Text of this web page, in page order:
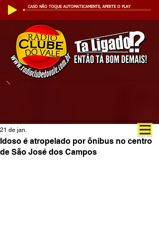
CASO NÃO TOQUE AUTOMATICAMENTE, APERTE O PLAY
Idoso é atropelado por ônibus no centro
de São José dos Campos
21 de jan.